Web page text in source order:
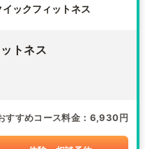
イックフィットネス
トネス
すすめコース料金 6,930円